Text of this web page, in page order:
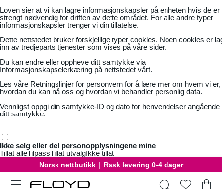
Loven sier at vi kan lagre informasjonskapsler på enheten hvis de er
strengt nødvendig for driften av dette området. For alle andre typer
informasjonskapsler trenger vi din tillatelse.
Dette nettstedet bruker forskjellige typer cookies. Noen cookies er
inn av tredjeparts tjenester som vises på våre sider.
Du kan endre eller oppheve ditt samtykke via
Informasjonskapselerkæring på nettstedet vårt.
Les våre Retningslinjer for personvern for å lære mer om hvem vi er,
hvordan du kan nå oss og hvordan vi behandler personlig data.
Vennligst oppgi din samtykke-ID og dato for henvendelser angående
ditt samtykke.
Ikke selg eller del personopplysningene mine
Tillat alleTilpassTillat utvalgIkke tillat
Norsk nettbutikk | Rask levering 0-4 dager